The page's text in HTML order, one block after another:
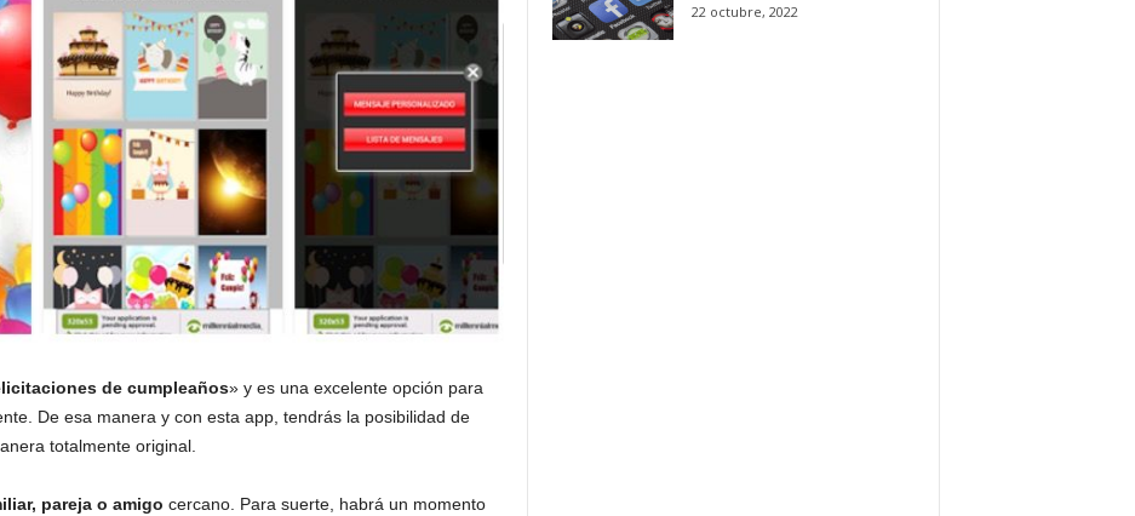
de cumpleaños» y es una excelente opción para
De esa manera y con esta app, tendrás la posibilidad de
totalmente original.
pareja o amigo cercano. Para suerte, habrá un momento
22 octubre, 2022